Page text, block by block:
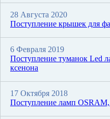
28 Августа 2020
Поступление крышек для
6 Февраля 2019
Поступление туманок Led
ксенона
17 Октября 2018
Поступление ламп